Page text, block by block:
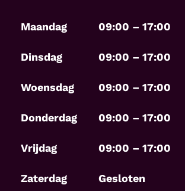
Maandag 09:00 – 17:00
Dinsdag 09:00 – 17:00
Woensdag 09:00 – 17:00
Donderdag 09:00 – 17:00
Vrijdag 09:00 – 17:00
Zaterdag Gesloten